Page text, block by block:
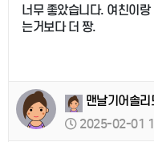
너무 좋았습니다. 여친이
는거보다 더 짱.
맨날기어솔리
2025-02-01